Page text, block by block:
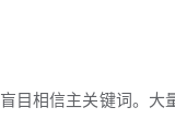
目相信主关键词。大